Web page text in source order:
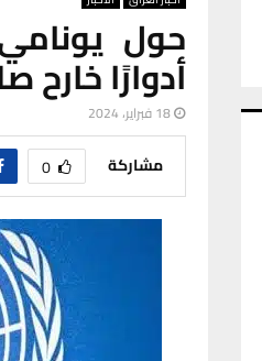
حول
أدوارًا خارح
18 فبراير، 2024
مشاركة 0